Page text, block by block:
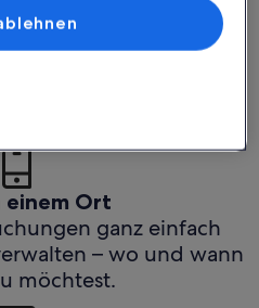
ist rund um die Uhr,
einem Ort
ganz einfach
– wo und wann
möchtest.